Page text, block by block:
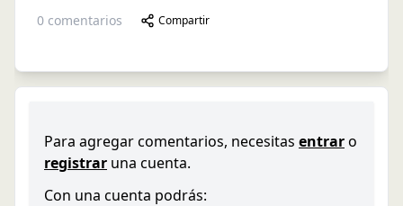
0 comentarios Compartir
Para agregar comentarios, necesitas entraro
registrar una cuenta.
Con una cuenta podrás: